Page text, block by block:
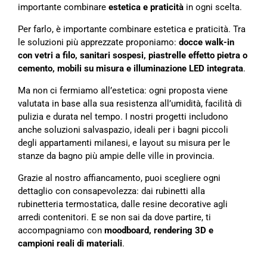
importante combinare estetica e praticità in ogni scelta.
Per farlo, è importante combinare estetica e praticità. Tra
le soluzioni più apprezzate proponiamo: docce walk-in
con vetri a filo, sanitari sospesi, piastrelle effetto pietra o
cemento, mobili su misura e illuminazione LED integrata.
Ma non ci fermiamo all’estetica: ogni proposta viene
valutata in base alla sua resistenza all’umidità, facilità di
pulizia e durata nel tempo. I nostri progetti includono
anche soluzioni salvaspazio, ideali per i bagni piccoli
degli appartamenti milanesi, e layout su misura per le
stanze da bagno più ampie delle ville in provincia.
Grazie al nostro affiancamento, puoi scegliere ogni
dettaglio con consapevolezza: dai rubinetti alla
rubinetteria termostatica, dalle resine decorative agli
arredi contenitori. E se non sai da dove partire, ti
accompagniamo con moodboard, rendering 3D e
campioni reali di materiali.